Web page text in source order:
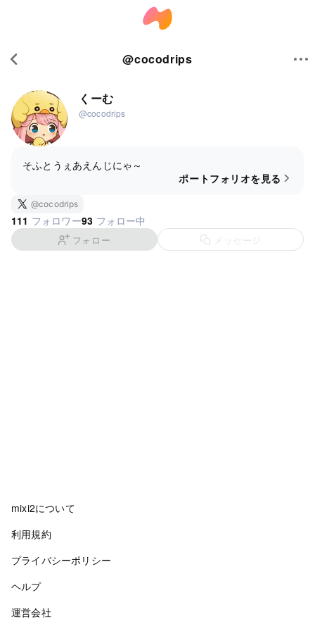
@cocodrips
くーむ
@cocodrips
そふとうぇあえんじにゃ～
ポートフォリオを見る
@cocodrips
111 フォロワー93 フォロー中
フォロー メッセージ
mixi2について
利用規約
プライバシーポリシー
ヘルプ
運営会社